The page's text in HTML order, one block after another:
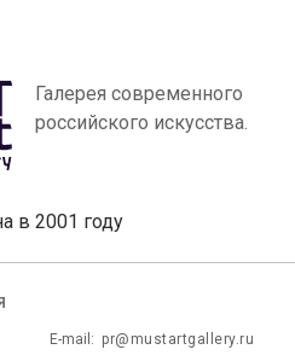
Галерея современного
российского искусства.
в 2001 году
E-mail: pr@mustartgallery.ru